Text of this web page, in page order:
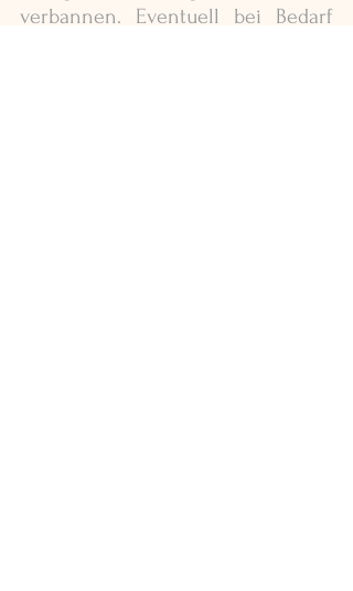
verbannen. Eventuell bei Bedarf